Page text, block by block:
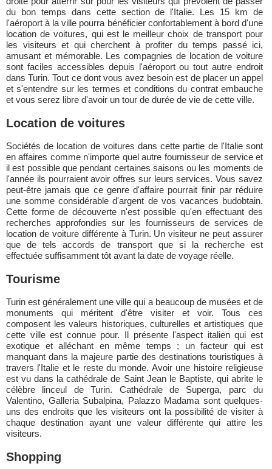
du bon temps dans cette section de l'Italie. Les 15 km de
l'aéroport à la ville pourra bénéficier confortablement à bord d'une
location de voitures, qui est le meilleur choix de transport pour
les visiteurs et qui cherchent à profiter du temps passé ici,
amusant et mémorable. Les compagnies de location de voiture
sont faciles accessibles depuis l'aéroport ou tout autre endroit
dans Turin. Tout ce dont vous avez besoin est de placer un appel
et s'entendre sur les termes et conditions du contrat embauche
et vous serez libre d'avoir un tour de durée de vie de cette ville.
Location de voitures
Sociétés de location de voitures dans cette partie de l'Italie sont
en affaires comme n'importe quel autre fournisseur de service et
il est possible que pendant certaines saisons ou les moments de
l'année ils pourraient avoir offres sur leurs services. Vous savez
peut-être jamais que ce genre d'affaire pourrait finir par réduire
une somme considérable d'argent de vos vacances budobtain.
Cette forme de découverte n'est possible qu'en effectuant des
recherches approfondies sur les fournisseurs de services de
location de voiture différente à Turin. Un visiteur ne peut assurer
que de tels accords de transport que si la recherche est
effectuée suffisamment tôt avant la date de voyage réelle.
Tourisme
Turin est généralement une ville qui a beaucoup de musées et de
monuments qui méritent d'être visiter et voir. Tous ces
composent les valeurs historiques, culturelles et artistiques que
cette ville est connue pour. Il présente l'aspect italien qui est
exotique et alléchant en même temps ; un facteur qui est
manquant dans la majeure partie des destinations touristiques à
travers l'Italie et le reste du monde. Avoir une histoire religieuse
est vu dans la cathédrale de Saint Jean le Baptiste, qui abrite le
célèbre linceul de Turin. Cathédrale de Superga, parc du
Valentino, Galleria Subalpina, Palazzo Madama sont quelques-
uns des endroits que les visiteurs ont la possibilité de visiter à
chaque destination ayant une valeur différente qui attire les
visiteurs.
Shopping